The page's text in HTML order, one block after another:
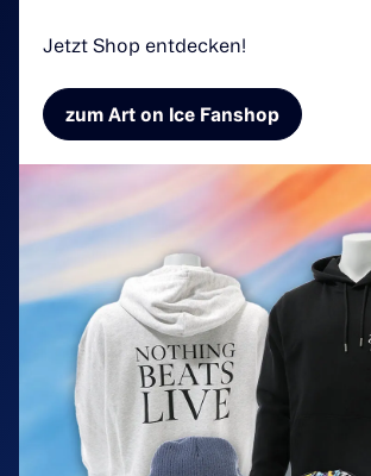
Jetzt Shop entdecken!
zum Art on Ice Fanshop